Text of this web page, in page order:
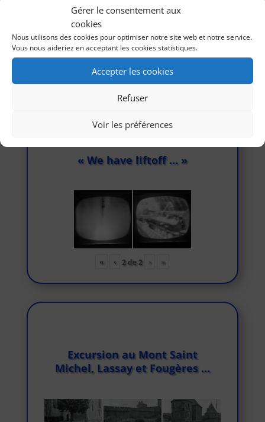
Gérer le consentement aux
cookies
Nous utilisons des cookies pour optimiser notre site web et notre service.
Vous nous aideriez en acceptant les cookies statistiques.
Accepter les cookies
Refuser
Voir les préférences
‹ 1de3 »
« We have liftoff … »
« ‹ 2 de 2 › »
Excursion au Mont Saint
Michel, Lassay et Fougères …